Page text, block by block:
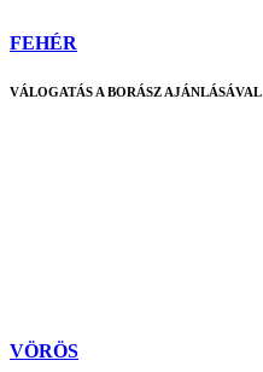
FEHÉR
VÁLOGATÁS A BORÁSZ AJÁNLÁSÁVAL
VÖRÖS